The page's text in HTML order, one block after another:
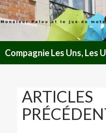
ARTICLES